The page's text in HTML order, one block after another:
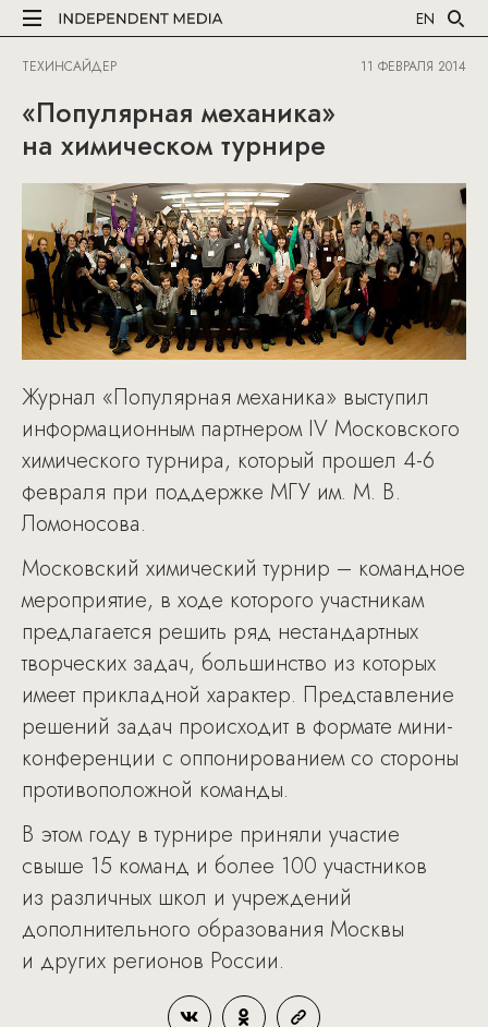
EN
ТЕХИНСАЙДЕР 11 ФЕВРАЛЯ 2014
«Популярная механика»
на химическом турнире
Журнал «Популярная механика» выступил
информационным партнером IV Московского
химического турнира, который прошел 4-6
февраля при поддержке МГУ им. М. В.
Ломоносова.
Московский химический турнир – командное
мероприятие, в ходе которого участникам
предлагается решить ряд нестандартных
творческих задач, большинство из которых
имеет прикладной характер. Представление
решений задач происходит в формате мини-
конференции с оппонированием со стороны
противоположной команды.
В этом году в турнире приняли участие
свыше 15 команд и более 100 участников
из различных школ и учреждений
дополнительного образования Москвы
и других регионов России.